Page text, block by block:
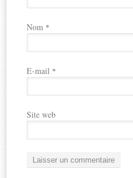
Nom *
E-mail *
Site web